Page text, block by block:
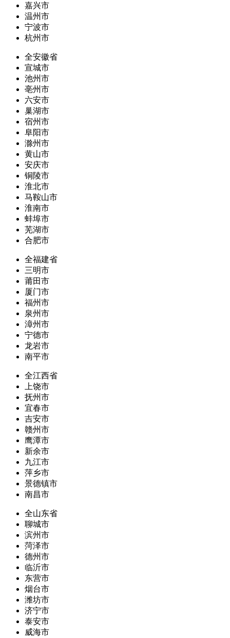
嘉兴市
温州市
宁波市
杭州市
全安徽省
宣城市
池州市
亳州市
六安市
巢湖市
宿州市
阜阳市
滁州市
黄山市
安庆市
铜陵市
淮北市
马鞍山市
淮南市
蚌埠市
芜湖市
合肥市
全福建省
三明市
莆田市
厦门市
福州市
泉州市
漳州市
宁德市
龙岩市
南平市
全江西省
上饶市
抚州市
宜春市
吉安市
赣州市
鹰潭市
新余市
九江市
萍乡市
景德镇市
南昌市
全山东省
聊城市
滨州市
菏泽市
德州市
临沂市
东营市
烟台市
潍坊市
济宁市
泰安市
威海市